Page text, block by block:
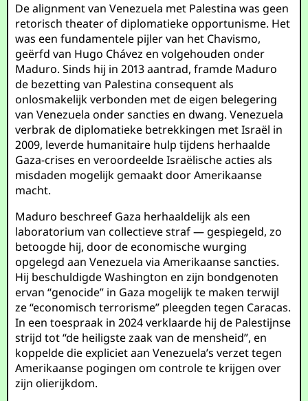
De alignment van Venezuela met Palestina was geen
retorisch theater of diplomatieke opportunisme. Het
was een fundamentele pijler van het Chavismo,
geërfd van Hugo Chávez en volgehouden onder
Maduro. Sinds hij in 2013 aantrad, framde Maduro
de bezetting van Palestina consequent als
onlosmakelijk verbonden met de eigen belegering
van Venezuela onder sancties en dwang. Venezuela
verbrak de diplomatieke betrekkingen met Israël in
2009, leverde humanitaire hulp tijdens herhaalde
Gaza-crises en veroordeelde Israëlische acties als
misdaden mogelijk gemaakt door Amerikaanse
macht.
Maduro beschreef Gaza herhaaldelijk als een
laboratorium van collectieve straf — gespiegeld, zo
betoogde hij, door de economische wurging
opgelegd aan Venezuela via Amerikaanse sancties.
Hij beschuldigde Washington en zijn bondgenoten
ervan “genocide” in Gaza mogelijk te maken terwijl
ze “economisch terrorisme” pleegden tegen Caracas.
In een toespraak in 2024 verklaarde hij de Palestijnse
strijd tot “de heiligste zaak van de mensheid”, en
koppelde die expliciet aan Venezuela’s verzet tegen
Amerikaanse pogingen om controle te krijgen over
zijn olierijkdom.